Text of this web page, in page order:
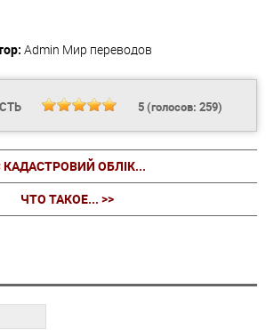
Admin Мир переводов
5(голосов: 259)
КАДАСТРОВИЙ ОБЛІК...
ЧТО ТАКОЕ... >>